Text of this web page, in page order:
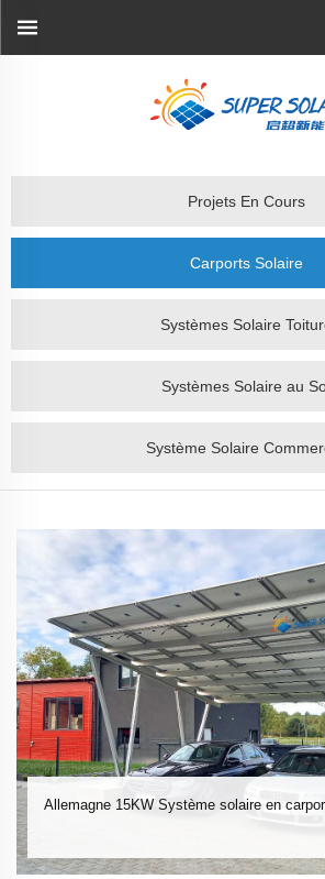
Projets En Cours
Carports Solaire
Systèmes Solaire
Systèmes Solaire au
Système Solaire
Allemagne 15KW Système solaire en